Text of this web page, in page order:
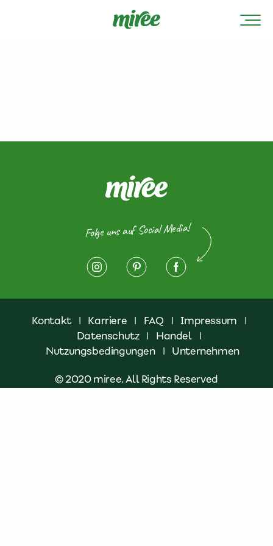
Folge uns auf Social Media!
Kontakt | Karriere | FAQ | Impressum
|
Datenschutz | Handel
|
Nutzungsbedingungen
| Unternehmen
© 2020 miree. All Rights Reserved